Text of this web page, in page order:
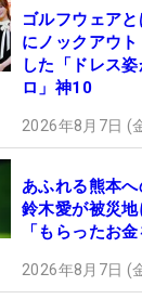
ゴルフウェア
にノックアウ
した「ドレス
ロ」神10
2026年8月7日 (
あふれる熊本
鈴木愛が被災
「もらったお
2026年8月7日 (